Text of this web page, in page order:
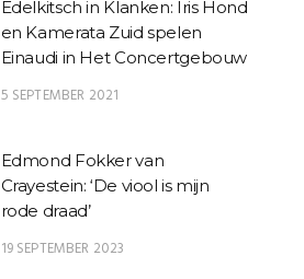
Edelkitsch in Klanken: Iris Hond
en Kamerata Zuid spelen
Einaudi in Het Concertgebouw
5 SEPTEMBER 2021
Edmond Fokker van
Crayestein: ‘De viool is mijn
rode draad’
19 SEPTEMBER 2023